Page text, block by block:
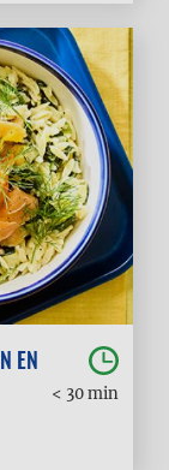
EN
< 30 min